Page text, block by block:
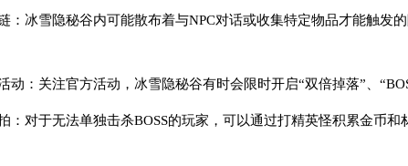
：冰雪隐秘谷内可能散布着与NPC对话或收集特定物品才能触发
动：关注官方活动，冰雪隐秘谷有时会限时开启“双倍掉落”、
：对于无法单独击杀BOSS的玩家，可以通过打精英怪积累金币